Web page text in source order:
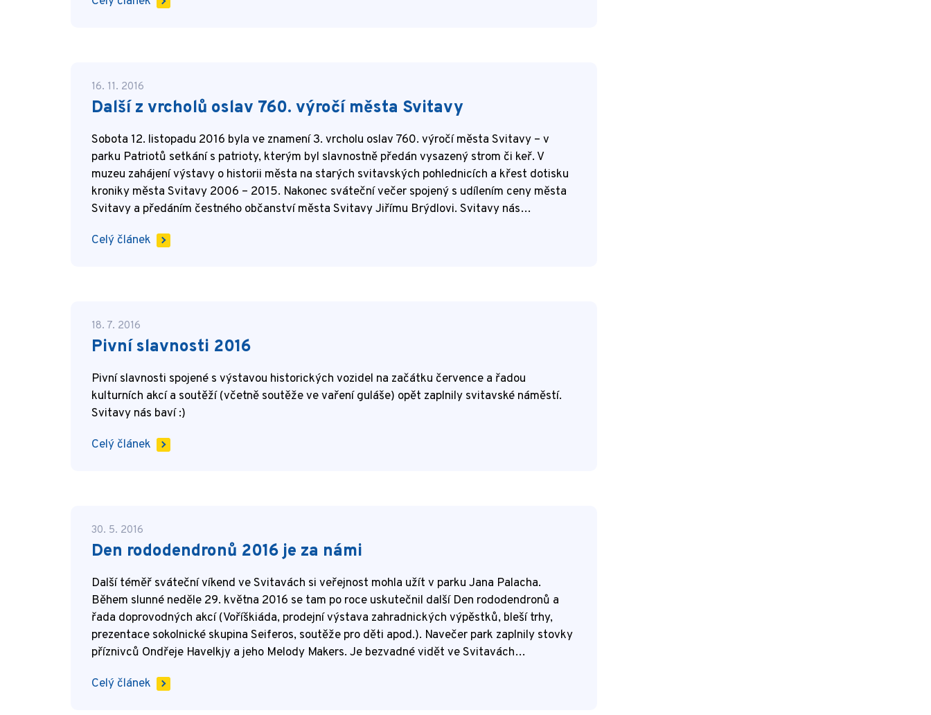
16. 11. 2016
Další z vrcholů oslav 760. výročí města Svitavy
Sobota 12. listopadu 2016 byla ve znamení 3. vrcholu oslav 760. výročí města Svitavy – v
parku Patriotů setkání s patrioty, kterým byl slavnostně předán vysazený strom či keř. V
muzeu zahájení výstavy o historii města na starých svitavských pohlednicích a křest dotisku
kroniky města Svitavy 2006 – 2015. Nakonec sváteční večer spojený s udílením ceny města
Svitavy a předáním čestného občanství města Svitavy Jiřímu Brýdlovi. Svitavy nás…
Celý článek
18. 7. 2016
Pivní slavnosti 2016
Pivní slavnosti spojené s výstavou historických vozidel na začátku července a řadou
kulturních akcí a soutěží (včetně soutěže ve vaření guláše) opět zaplnily svitavské náměstí.
Svitavy nás baví :)
Celý článek
30. 5. 2016
Den rododendronů 2016 je za námi
Další téměř sváteční víkend ve Svitavách si veřejnost mohla užít v parku Jana Palacha.
Během slunné neděle 29. května 2016 se tam po roce uskutečnil další Den rododendronů a
řada doprovodných akcí (Voříškiáda, prodejní výstava zahradnických výpěstků, bleší trhy,
prezentace sokolnické skupina Seiferos, soutěže pro děti apod.). Navečer park zaplnily stovky
příznivců Ondřeje Havelkjy a jeho Melody Makers. Je bezvadné vidět ve Svitavách…
Celý článek